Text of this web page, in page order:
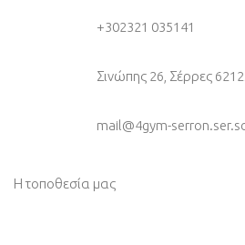
+302321 035141
Σινώπης 26, Σέρρες
mail@4gym-
Η τοποθεσία μας